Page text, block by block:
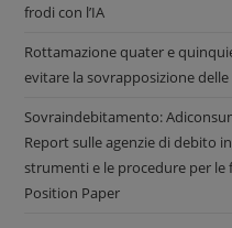
frodi con l’IA
Rottamazione quater e
evitare la sovrapposizione
Sovraindebitamento:
Report sulle agenzie di debito
strumenti e le procedure per
Position Paper